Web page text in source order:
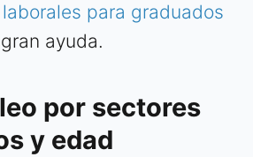
para graduados
ayuda.
por sectores
y edad